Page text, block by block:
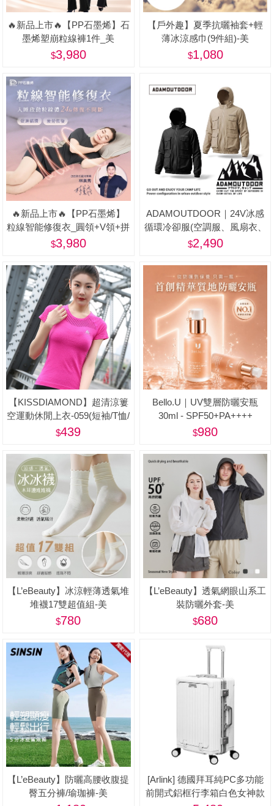
🔥新品上市🔥【PP石墨烯】石
墨烯塑崩粒線褲1件_美
3,980
【戶外趣】夏季抗曬袖套+輕
薄冰涼感巾(9件組)-美
1,080
🔥新品上市🔥【PP石墨烯】
粒線智能修復衣_圓領+V領+拼
接 3件/組-美
3,980
ADAMOUTDOOR｜24V冰感
循環冷卻服(空調服、風扇衣、
戶外、釣魚背心)
2,490
【KISSDIAMOND】超清涼簍
空運動休閒上衣-059(短袖/T恤/
吸濕/排汗/修身/顯瘦/4色S-L)
439
Bello.U｜UV雙層防曬安瓶
30ml - SPF50+PA++++
980
【L’eBeauty】冰涼輕薄透氣堆
堆襪17雙超值組-美
780
【L’eBeauty】透氣網眼山系工
裝防曬外套-美
680
【L’eBeauty】防曬高腰收腹提
臀五分褲/瑜珈褲-美
[Arlink] 德國拜耳純PC多功能
前開式鋁框行李箱白色女神款